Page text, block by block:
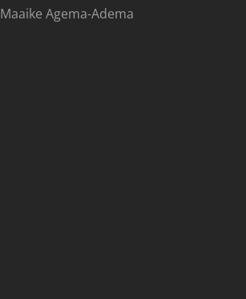
Maaike Agema-Adema